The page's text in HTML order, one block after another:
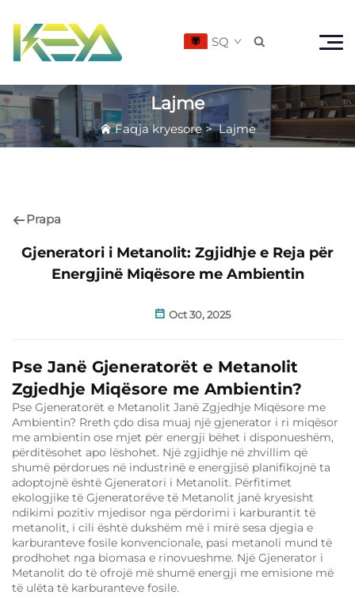
SQ 
Lajme
Faqja kryesore>Lajme
Prapa
Gjeneratori i Metanolit: Zgjidhje e Reja për
Energjinë Miqësore me Ambientin
Oct 30, 2025
Pse Janë Gjeneratorët e Metanolit
Zgjedhje Miqësore me Ambientin?
Pse Gjeneratorët e Metanolit Janë Zgjedhje Miqësore me
Ambientin? Rreth çdo disa muaj një gjenerator i ri miqësor
me ambientin ose mjet për energji bëhet i disponueshëm,
përditësohet apo lëshohet. Një zgjidhje në zhvillim që
shumë përdorues në industrinë e energjisë planifikojnë ta
adoptojnë është Gjeneratori i Metanolit. Përfitimet
ekologjike të Gjeneratorëve të Metanolit janë kryesisht
ndikimi pozitiv mjedisor nga përdorimi i karburantit të
metanolit, i cili është dukshëm më i mirë sesa djegia e
karburanteve fosile konvencionale, pasi metanoli mund të
prodhohet nga biomasa e rinovueshme. Një Gjenerator i
Metanolit do të ofrojë më shumë energji me emisione më
të ulëta të karburanteve fosile.